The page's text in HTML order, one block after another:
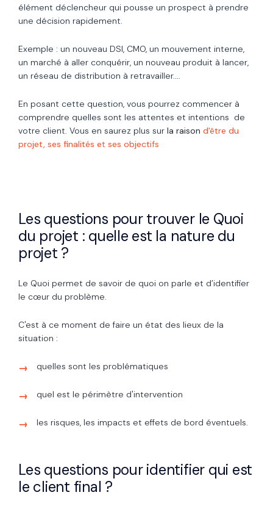
élément déclencheur qui pousse un prospect à prendre
une décision rapidement.
Exemple : un nouveau DSI, CMO, un mouvement interne,
un marché à aller conquérir, un nouveau produit à lancer,
un réseau de distribution à retravailler....
En posant cette question, vous pourrez commencer à
comprendre quelles sont les attentes et intentions de
votre client. Vous en saurez plus sur la raison d'être du
projet, ses finalités et ses objectifs
Les questions pour trouver le Quoi
du projet : quelle est la nature du
projet ?
Le Quoi permet de savoir de quoi on parle et d’identifier
le cœur du problème.
C'est à ce moment de faire un état des lieux de la
situation :
quelles sont les problématiques
quel est le périmètre d'intervention
les risques, les impacts et effets de bord éventuels.
Les questions pour identifier qui est
le client final ?